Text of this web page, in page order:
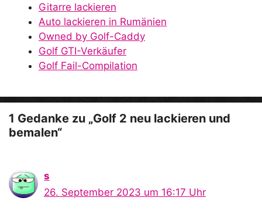
d
e
o
Gitarre lackieren
Auto lackieren in Rumänien
Owned by Golf-Caddy
Golf GTI-Verkäufer
Golf Fail-Compilation
1 Gedanke zu „Golf 2 neu lackieren und
bemalen“
s
26. September 2023 um 16:17 Uhr